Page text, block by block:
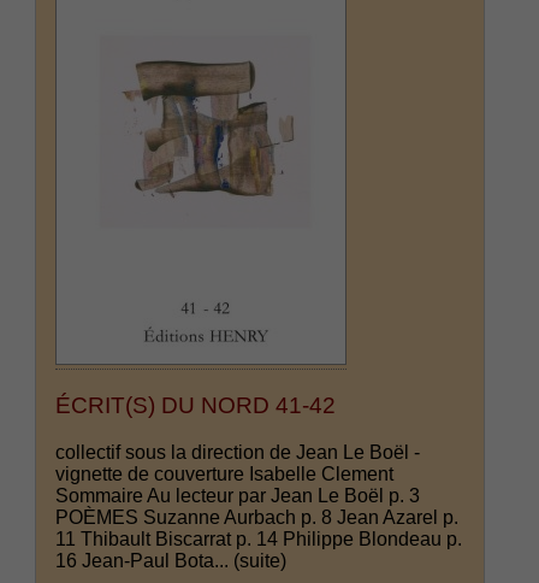
ÉCRIT(S) DU NORD 41-42
collectif sous la direction de Jean Le Boël -
vignette de couverture Isabelle Clement
Sommaire Au lecteur par Jean Le Boël p. 3
POÈMES Suzanne Aurbach p. 8 Jean Azarel p.
11 Thibault Biscarrat p. 14 Philippe Blondeau p.
16 Jean-Paul Bota... (suite)